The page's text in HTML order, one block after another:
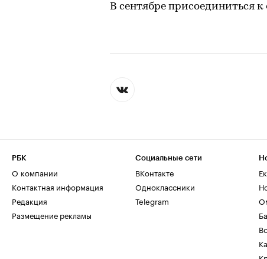
В сентябре присоединиться
РБК
О компании
Контактная информация
Редакция
Размещение рекламы
Социальные сети
ВКонтакте
Одноклассники
Telegram